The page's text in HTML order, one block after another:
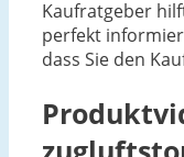
Kaufratgeber
perfekt
dass Sie den